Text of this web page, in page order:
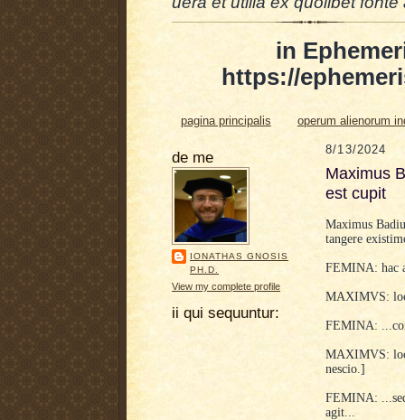
in
https://
pagina principalis operum alienorum
de me
IONATHAS GNOSIS
PH.D.
View my complete profile
ii qui sequuntur:
8/13/2024
Maximus
est cupit
Maximus
tangere
FEMINA: hac
MAXIMVS:
FEMINA:
MAXIMVS:
nescio.]
FEMINA:
agit...